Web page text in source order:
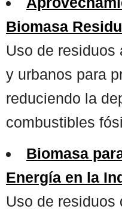
Biomasa
Uso de residuos
y urbanos para
reduciendo la
combustibles
Biomasa
Energía en la
Uso de residuos